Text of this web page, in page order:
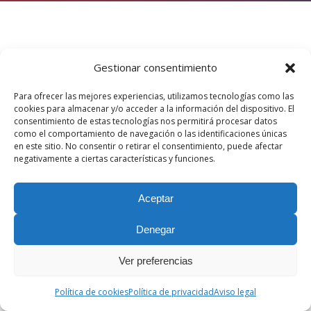
Gestionar consentimiento
Para ofrecer las mejores experiencias, utilizamos tecnologías como las
cookies para almacenar y/o acceder a la información del dispositivo. El
consentimiento de estas tecnologías nos permitirá procesar datos
como el comportamiento de navegación o las identificaciones únicas
en este sitio. No consentir o retirar el consentimiento, puede afectar
negativamente a ciertas características y funciones.
Aceptar
Denegar
Ver preferencias
Política de cookiesPolítica de privacidadAviso legal